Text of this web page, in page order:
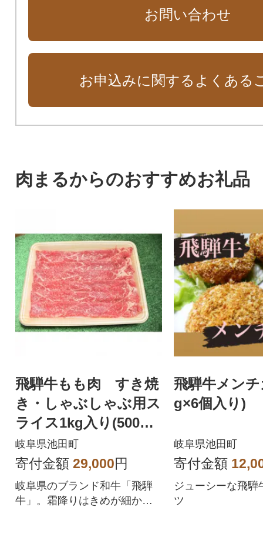
お問い合わせ
お申込みに関するよくある
肉まるからのおすすめお礼品
飛騨牛もも肉 すき焼
き・しゃぶしゃぶ用ス
ライス1kg入り(500g×
2p)
岐阜県池田町
寄付金額 29,000円
岐阜県のブランド和牛「飛騨
牛」。霜降りはきめが細か
飛騨牛メン
g×6個入り)
岐阜県池田町
寄付金額
ジューシーな飛騨
ツ